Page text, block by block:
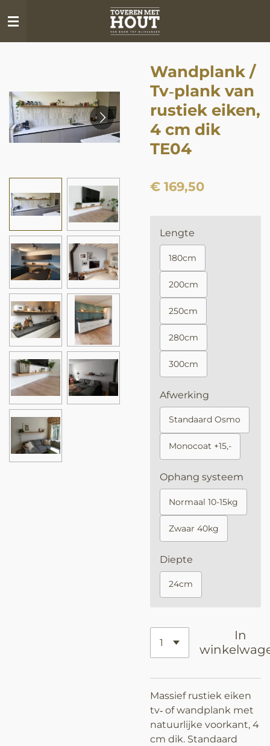
direct
naar
Wandplank /
Tv‑plank van
rustiek eiken,
4 cm dik
TE04
€ 169,50
Lengte
180cm
200cm
250cm
280cm
300cm
Afwerking
Standaard Osmo
Monocoat +15,-
Ophang systeem
Normaal 10-15kg
Zwaar 40kg
Diepte
24cm
In
Massief rustiek eiken
tv‑ of wandplank met
natuurlijke voorkant, 4
cm dik. Standaard